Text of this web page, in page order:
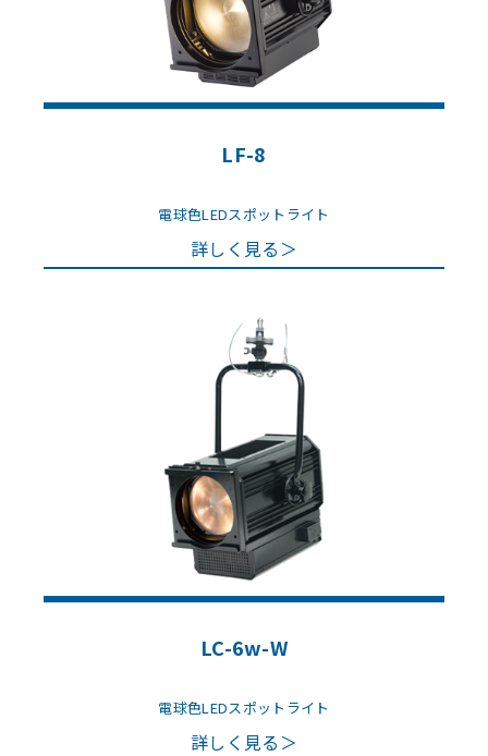
LF-8
電球色LEDスポットライト
詳しく見る＞
LC-6w-W
電球色LEDスポットライト
詳しく見る＞